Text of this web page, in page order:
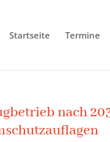
Startseite Termine
nach